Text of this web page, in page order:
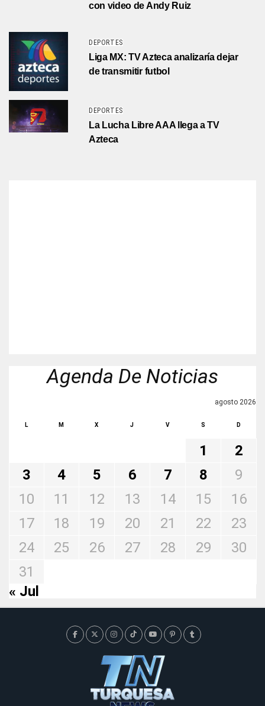
con video de Andy Ruiz
DEPORTES
Liga MX: TV Azteca analizaría dejar
de transmitir futbol
DEPORTES
La Lucha Libre AAA llega a TV
Azteca
Agenda De Noticias
agosto 2026
L M X J V S D
1
2
3
4 5 6 7 8
9
10
11 12 13 14 15
16
17
18 19 20 21 22
23
24
25 26 27 28 29
30
31
« Jul